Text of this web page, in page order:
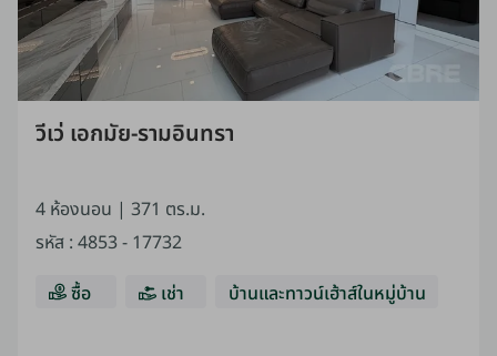
วีเว่ เอกมัย-รามอินทรา
4 ห้องนอน | 371 ตร.ม.
รหัส : 4853 - 17732
ซื้อ
เช่า บ้านและทาวน์เฮ้าส์ในหมู่บ้าน